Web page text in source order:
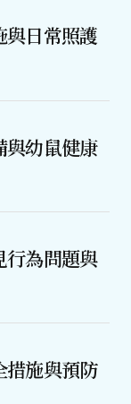
與日常照護
與幼鼠健康
行為問題與
措施與預防